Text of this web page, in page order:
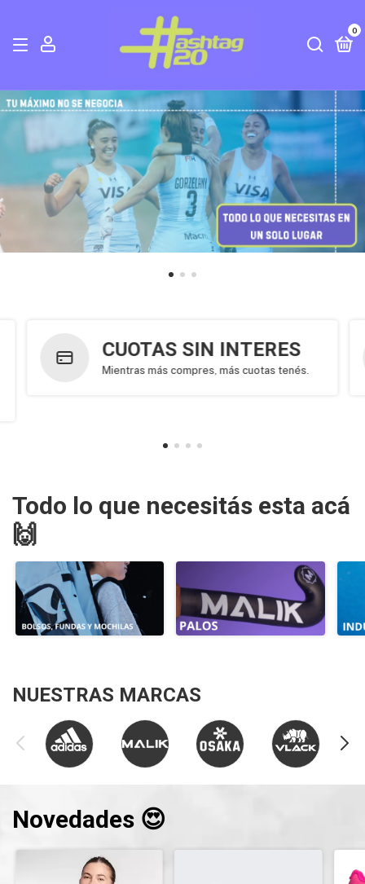
0
CUOTAS SIN INTERES
Mientras más compres, más cuotas tenés.
Todo lo que necesitás esta acá
🙌
NUESTRAS MARCAS
Novedades 😍